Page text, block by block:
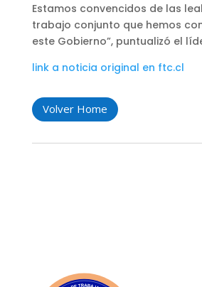
Estamos convencidos de las
trabajo conjunto que hemos
este Gobierno”, puntualizó el
link a noticia original en ftc.cl
Volver Home